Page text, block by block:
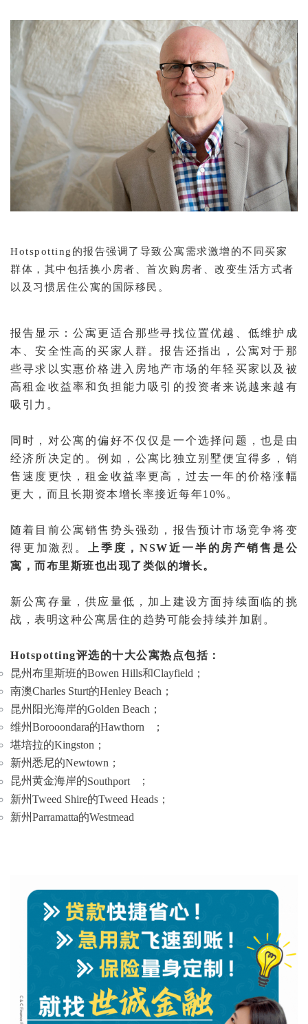
Hotspotting的报告强调了导致公寓需求激增的不同买家
群体，其中包括换小房者、首次购房者、改变生活方式者
以及习惯居住公寓的国际移民。
报告显示：公寓更适合那些寻找位置优越、低维护成
本、安全性高的买家人群。报告还指出，公寓对于那
些寻求以实惠价格进入房地产市场的年轻买家以及被
高租金收益率和负担能力吸引的投资者来说越来越有
吸引力。
同时，对公寓的偏好不仅仅是一个选择问题，也是由
经济所决定的。例如，公寓比独立别墅便宜得多，销
售速度更快，租金收益率更高，过去一年的价格涨幅
更大，而且长期资本增长率接近每年10%。
随着目前公寓销售势头强劲，报告预计市场竞争将变
得更加激烈。
上季度，NSW近一半的房产销售是公
寓，而布里斯班也出现了类似的增长。
新公寓存量，供应量低，加上建设方面持续面临的挑
战，表明这种公寓居住的趋势可能会持续并加剧。
Hotspotting评选的十大公寓热点包括：
昆州布里斯班的Bowen Hills和Clayfield；
南澳Charles Sturt的Henley Beach；
昆州阳光海岸的Golden Beach；
维州Borooondara的Hawthorn
；
堪培拉的Kingston；
新州悉尼的Newtown；
昆州黄金海岸的Southport
；
新州Tweed Shire的Tweed Heads；
新州Parramatta的Westmead